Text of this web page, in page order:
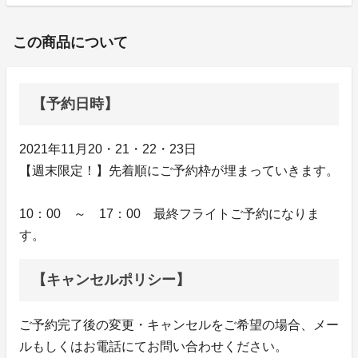
この商品について
【予約日時】
2021年11月20・21・22・23日
【週末限定！】先着順にご予約枠が埋まっていきます。
10：00 ～ 17：00 最終フライトご予約になりま
す。
【キャンセルポリシー】
ご予約完了後の変更・キャンセルをご希望の場合、メー
ルもしくはお電話にてお問い合わせください。